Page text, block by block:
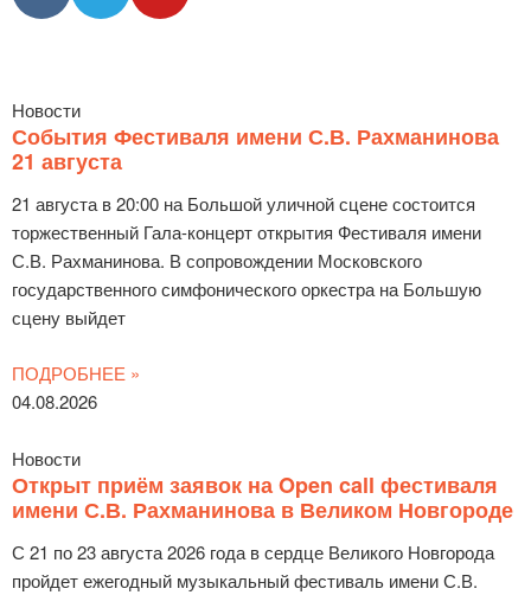
Новости
События Фестиваля имени С.В. Рахманинова
21 августа
21 августа в 20:00 на Большой уличной сцене состоится
торжественный Гала-концерт открытия Фестиваля имени
С.В. Рахманинова. В сопровождении Московского
государственного симфонического оркестра на Большую
сцену выйдет
ПОДРОБНЕЕ »
04.08.2026
Новости
Открыт приём заявок на Open call фестиваля
имени С.В. Рахманинова в Великом Новгороде
С 21 по 23 августа 2026 года в сердце Великого Новгорода
пройдет ежегодный музыкальный фестиваль имени С.В.